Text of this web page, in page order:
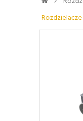
Rozdzielacze